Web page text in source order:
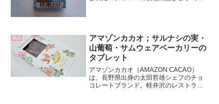
商品
アマゾンカカオ；サルナシの実・
山葡萄・サムウェアベーカリーの
タブレット
アマゾンカカオ（AMAZON CACAO）
は、長野県出身の太田哲雄シェフのチョ
コレートブランド。軽井沢のレストラ